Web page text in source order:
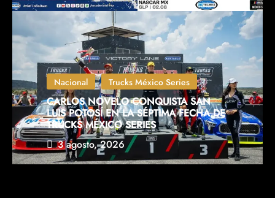
Nacional Trucks México Series
CARLOS NOVELO CONQUISTA SAN
LUIS POTOSÍ EN LA SÉPTIMA FECHA DE
TRUCKS MÉXICO SERIES
3 agosto, 2026